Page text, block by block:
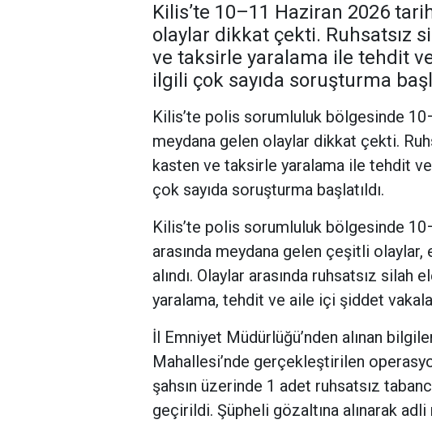
Kilis’te 10–11 Haziran 2026
olaylar dikkat çekti. Ruhsatsız
ve taksirle yaralama ile tehdit
ilgili çok sayıda soruşturma
Kilis’te polis sorumluluk bölgesinde
meydana gelen olaylar dikkat çekti.
kasten ve taksirle yaralama ile tehdit
çok sayıda soruşturma başlatıldı.
Kilis’te polis sorumluluk bölgesinde
arasında meydana gelen çeşitli
alındı. Olaylar arasında ruhsatsız
yaralama, tehdit ve aile içi şiddet
İl Emniyet Müdürlüğü’nden alınan
Mahallesi’nde gerçekleştirilen
şahsın üzerinde 1 adet ruhsatsız
geçirildi. Şüpheli gözaltına alınarak